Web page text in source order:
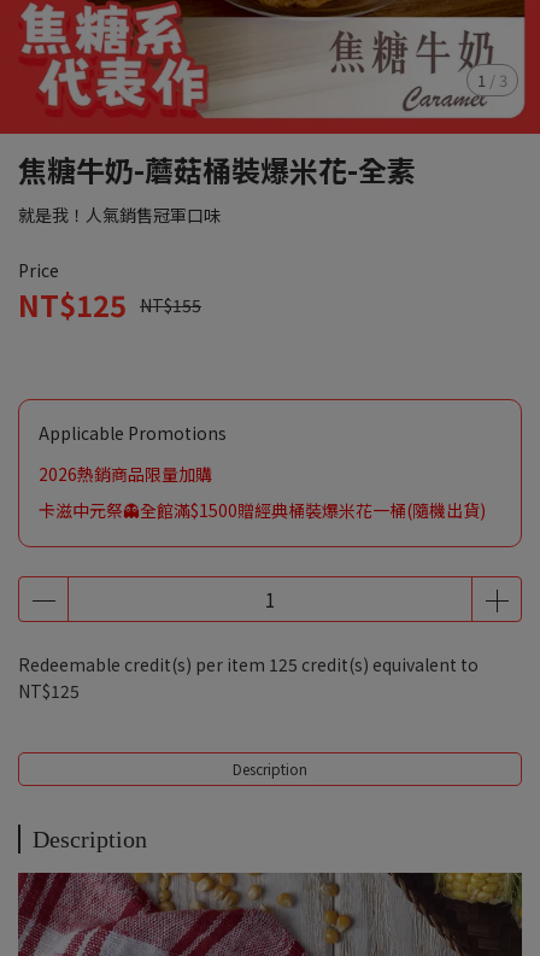
1 / 3
焦糖牛奶-蘑菇桶裝爆米花-全素
就是我！人氣銷售冠軍口味
Price
NT$125 NT$155
Applicable Promotions
2026熱銷商品限量加購
卡滋中元祭👻全館滿$1500贈經典桶裝爆米花一桶(隨機出貨)
Redeemable credit(s) per item 125 credit(s) equivalent to
NT$125
Description
Description